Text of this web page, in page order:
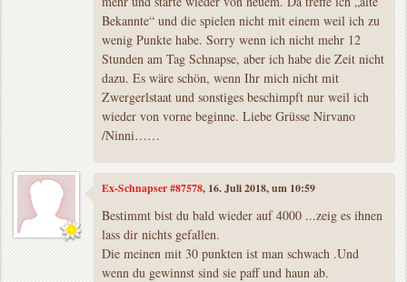
Bekannte“ und die spielen nicht mit einem weil ich zu
wenig Punkte habe. Sorry wenn ich nicht mehr 12
Stunden am Tag Schnapse, aber ich habe die Zeit nicht
dazu. Es wäre schön, wenn Ihr mich nicht mit
Zwergerlstaat und sonstiges beschimpft nur weil ich
wieder von vorne beginne. Liebe Grüsse Nirvano
/Ninni……
Ex-Schnapser #87578, 16. Juli 2018, um 10:59
Bestimmt bist du bald wieder auf 4000 ...zeig es ihnen
lass dir nichts gefallen.
Die meinen mit 30 punkten ist man schwach .Und
wenn du gewinnst sind sie paff und haun ab.